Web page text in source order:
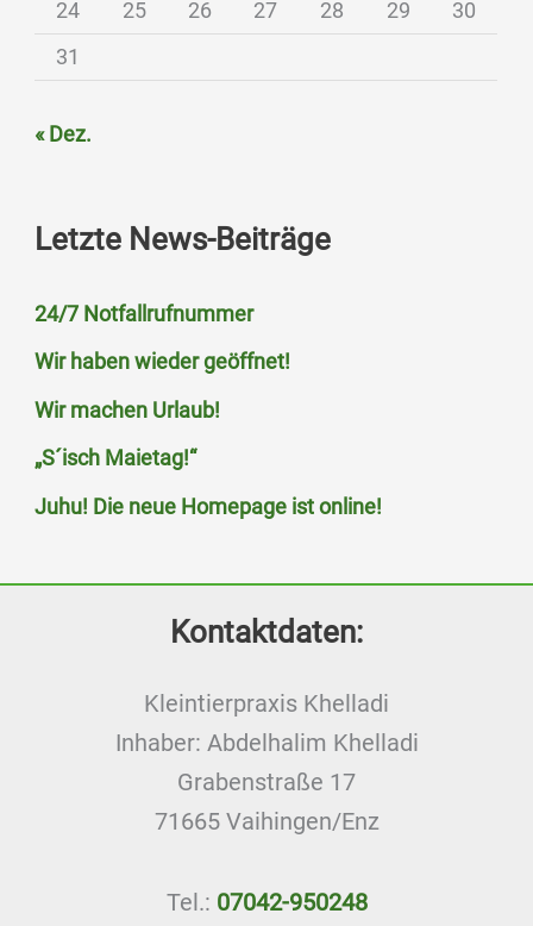
24 25 26 27 28 29
30
31
« Dez.
Letzte News-Beiträge
24/7 Notfallrufnummer
Wir haben wieder geöffnet!
Wir machen Urlaub!
„S´isch Maietag!“
Juhu! Die neue Homepage ist online!
Kontaktdaten:
Kleintierpraxis Khelladi
Inhaber: Abdelhalim Khelladi
Grabenstraße 17
71665 Vaihingen/Enz
Tel.: 07042-950248